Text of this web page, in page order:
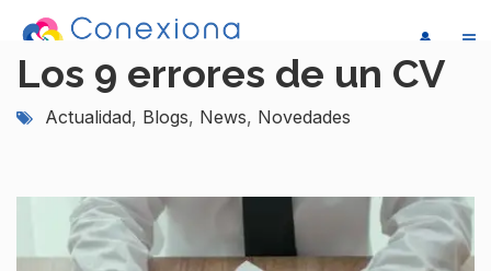
Los 9 errores de un CV
Actualidad, Blogs, News, Novedades